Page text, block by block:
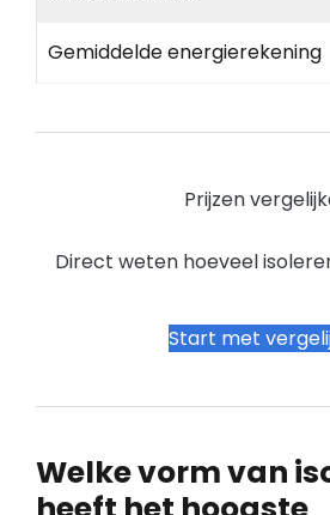
Gemiddelde energierekening
Prijzen
Direct weten hoeveel
Start met
Welke vorm van